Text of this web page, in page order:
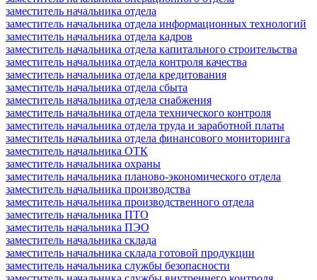
заместитель начальника отдела
заместитель начальника отдела информационных технологий
заместитель начальника отдела кадров
заместитель начальника отдела капитального строительства
заместитель начальника отдела контроля качества
заместитель начальника отдела кредитования
заместитель начальника отдела сбыта
заместитель начальника отдела снабжения
заместитель начальника отдела технического контроля
заместитель начальника отдела труда и заработной платы
заместитель начальника отдела финансового мониторинга
заместитель начальника ОТК
заместитель начальника охраны
заместитель начальника планово-экономического отдела
заместитель начальника производства
заместитель начальника производственного отдела
заместитель начальника ПТО
заместитель начальника ПЭО
заместитель начальника склада
заместитель начальника склада готовой продукции
заместитель начальника службы безопасности